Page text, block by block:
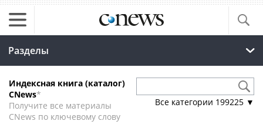
Разделы
Индексная книга (каталог)
CNews*
Получите все материалы
CNews по ключевому слову
Все категории 199225 ▼